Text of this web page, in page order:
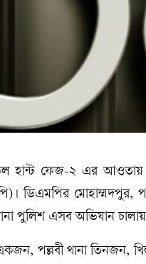
হান্ট ফেজ-২ এর আওতায়
ডিএমপির মোহাম্মদপুর,
পুলিশ এসব অভিযান
পল্লবী থানা তিনজন,